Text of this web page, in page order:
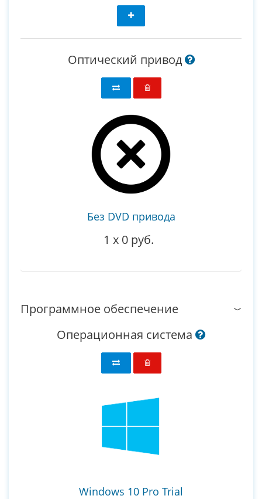
Оптический привод
Без DVD привода
1 x 0 руб.
Программное обеспечение
Операционная система
Windows 10 Pro Trial